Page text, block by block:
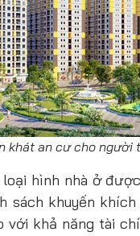
khát an cư cho người
loại hình nhà ở
sách khuyến
khả năng tài